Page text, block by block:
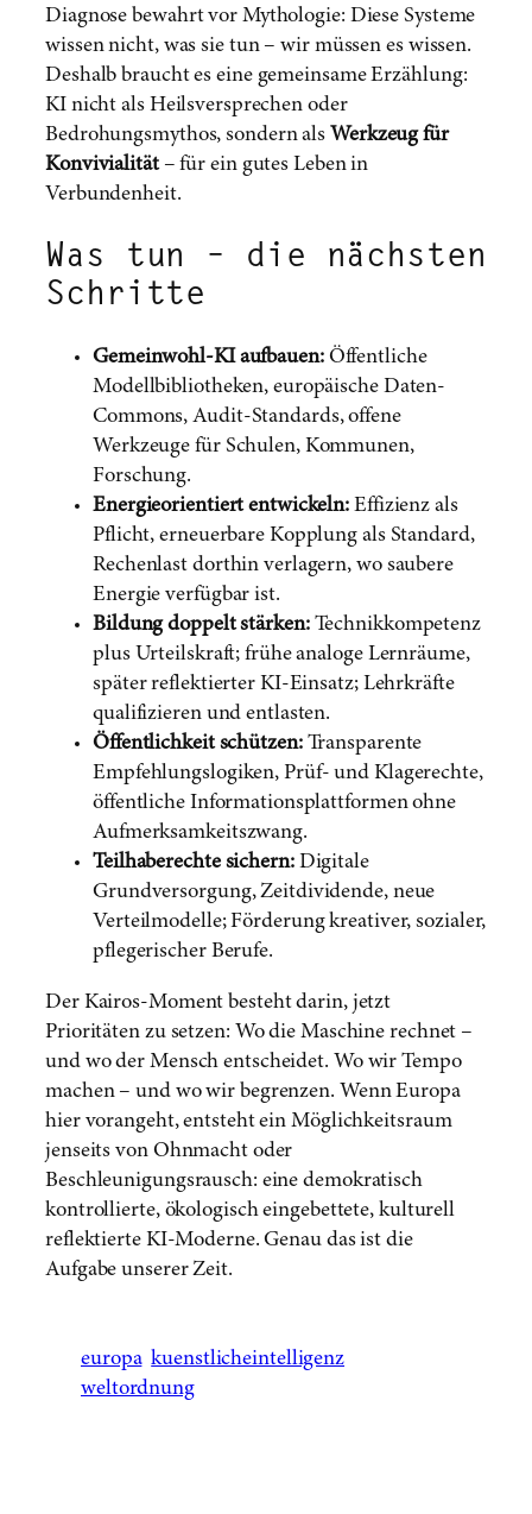
Diagnose bewahrt vor Mythologie: Diese Systeme
wissen nicht, was sie tun – wir müssen es wissen.
Deshalb braucht es eine gemeinsame Erzählung:
KI nicht als Heilsversprechen oder
Bedrohungsmythos, sondern als Werkzeug für
Konvivialität– für ein gutes Leben in
Verbundenheit.
Was tun – die nächsten
Schritte
Gemeinwohl-KI aufbauen:Öffentliche
Modellbibliotheken, europäische Daten-
Commons, Audit-Standards, offene
Werkzeuge für Schulen, Kommunen,
Forschung.
Energieorientiert entwickeln: Effizienz als
Pflicht, erneuerbare Kopplung als Standard,
Rechenlast dorthin verlagern, wo saubere
Energie verfügbar ist.
Bildung doppelt stärken:Technikkompetenz
plus Urteilskraft; frühe analoge Lernräume,
später reflektierter KI-Einsatz; Lehrkräfte
qualifizieren und entlasten.
Öffentlichkeit schützen:Transparente
Empfehlungslogiken, Prüf- und Klagerechte,
öffentliche Informationsplattformen ohne
Aufmerksamkeitszwang.
Teilhaberechte sichern:Digitale
Grundversorgung, Zeitdividende, neue
Verteilmodelle; Förderung kreativer, sozialer,
pflegerischer Berufe.
Der Kairos-Moment besteht darin, jetzt
Prioritäten zu setzen: Wo die Maschine rechnet –
und wo der Mensch entscheidet. Wo wir Tempo
machen – und wo wir begrenzen. Wenn Europa
hier vorangeht, entsteht ein Möglichkeitsraum
jenseits von Ohnmacht oder
Beschleunigungsrausch: eine demokratisch
kontrollierte, ökologisch eingebettete, kulturell
reflektierte KI-Moderne. Genau das ist die
Aufgabe unserer Zeit.
europa kuenstlicheintelligenz
weltordnung